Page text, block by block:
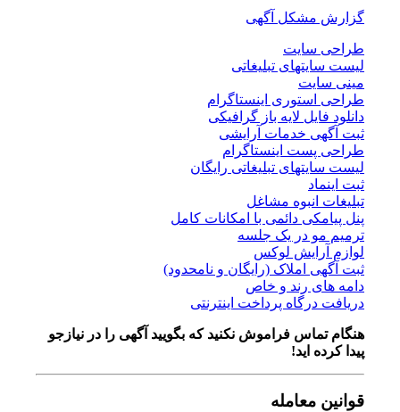
گزارش مشکل آگهی
طراحی سایت
لیست سایتهای تبلیغاتی
مینی سایت
طراحی استوری اینستاگرام
دانلود فایل لایه باز گرافیکی
ثبت آگهی خدمات آرایشی
طراحی پست اینستاگرام
لیست سایتهای تبلیغاتی رایگان
ثبت اینماد
تبلیغات انبوه مشاغل
پنل پیامکی دائمی با امکانات کامل
ترمیم مو در یک جلسه
لوازم آرایش لوکس
ثبت آگهی املاک (رایگان و نامحدود)
دامه های رند و خاص
دریافت درگاه پرداخت اینترنتی
هنگام تماس فراموش نکنید که بگویید آگهی را در نیازجو
پیدا کرده اید!
قوانین معامله